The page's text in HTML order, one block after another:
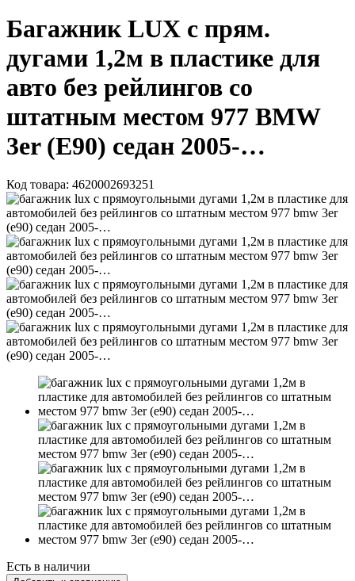
Багажник LUX с прям.
дугами 1,2м в пластике для
авто без рейлингов со
штатным местом 977 BMW
3er (Е90) седан 2005-…
Код товара: 4620002693251
Есть в наличии